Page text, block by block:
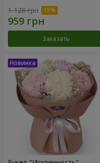
1 128 грн
Заказать